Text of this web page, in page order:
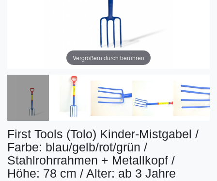
Vergrößern durch berühren
First Tools (Tolo) Kinder-Mistgabel /
Farbe: blau/gelb/rot/grün /
Stahlrohrrahmen + Metallkopf /
Höhe: 78 cm / Alter: ab 3 Jahre